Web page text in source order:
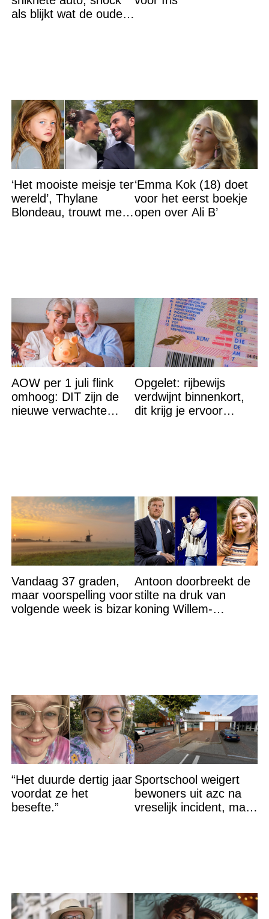
als blijkt wat de ouders
‘Het mooiste meisje ter
wereld’, Thylane
Blondeau, trouwt met
‘Emma Kok (18) doet
voor het eerst boekje
open over Ali B’
AOW per 1 juli flink
omhoog: DIT zijn de
nieuwe verwachte
Opgelet: rijbewijs
verdwijnt binnenkort,
dit krijg je ervoor
Vandaag 37 graden,
maar voorspelling voor
volgende week is bizar
Antoon doorbreekt de
stilte na druk van
koning Willem-
“Het duurde dertig jaar
voordat ze het
besefte.”
Sportschool weigert
bewoners uit azc na
vreselijk incident, maar